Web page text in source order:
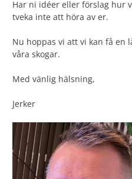
Har ni idéer eller förslag hur
tveka inte att höra av er.
Nu hoppas vi att vi kan få en
våra skogar.
Med vänlig hälsning,
Jerker